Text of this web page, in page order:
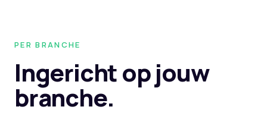
PER BRANCHE
Ingericht opjouw
branche.